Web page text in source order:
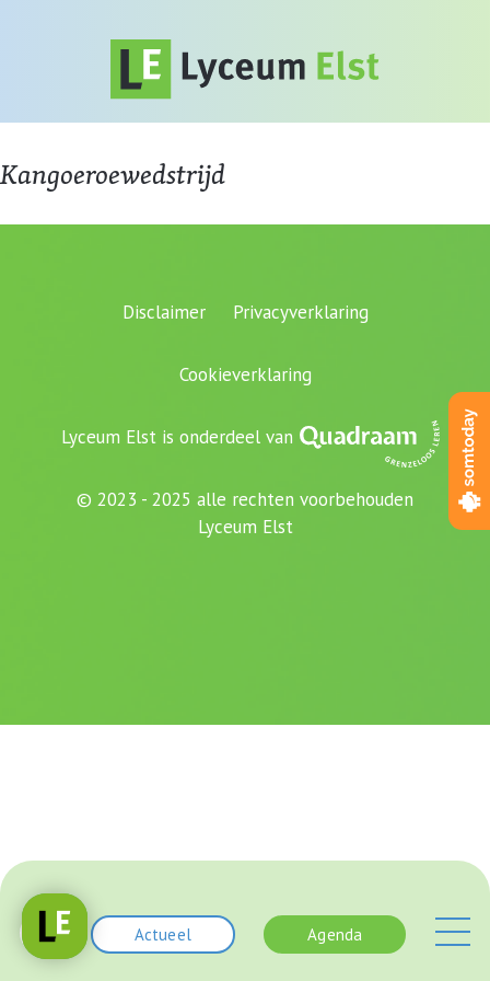
Actueel Agenda
Kangoeroewedstrijd
Disclaimer Privacyverklaring
Cookieverklaring
Lyceum Elst is onderdeel van
© 2023 - 2025 alle rechten voorbehouden
Lyceum Elst